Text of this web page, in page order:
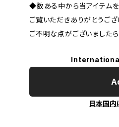
◆数ある中から当アイテムを
ご覧いただきありがとうご
ご不明な点がございました
日本国内